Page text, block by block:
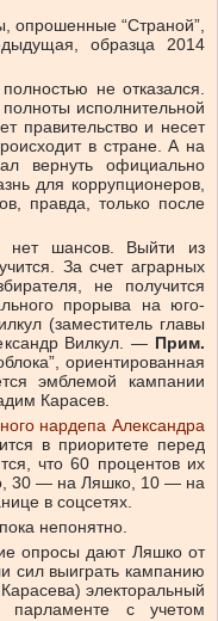
опрошенные “Страной”,
образца 2014
не отказался.
исполнительной
правительство и несет
в стране. А на
вернуть официально
для коррупционеров,
правда, только после
нет шансов. Выйти из
За счет аграрных
не получится
прорыва на юго-
(заместитель главы
Вилкул. — Прим.
ориентированная
эмблемой кампании
Карасев.
нардепа Александра
в приоритете перед
что 60 процентов их
30 — на Ляшко, 10 — на
в соцсетях.
непонятно.
опросы дают Ляшко от
сил выиграть кампанию
электоральный
с учетом